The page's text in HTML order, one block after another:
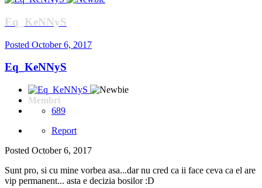
Eq_KeNNyS
Posted October 6, 2017
Eq_KeNNyS
Membri
689
Report
Posted October 6, 2017
Sunt pro, si cu mine vorbea asa...dar nu cred ca ii face ceva ca el are
vip permanent... asta e decizia bosilor :D